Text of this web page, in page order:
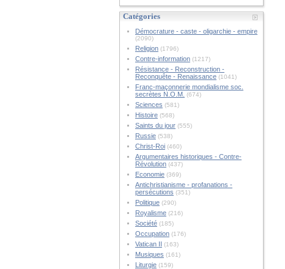
Catégories
Démocrature - caste - oligarchie - empire
(2090)
Religion(1796)
Contre-information(1217)
Résistance - Reconstruction -
Reconquête - Renaissance(1041)
Franc-maçonnerie mondialisme soc.
secrètes N.O.M. (674)
Sciences (581)
Histoire(568)
Saints du jour(555)
Russie(538)
Christ-Roi(460)
Argumentaires historiques - Contre-
Révolution(437)
Economie(369)
Antichristianisme - profanations -
persécutions (351)
Politique(290)
Royalisme(216)
Société(185)
Occupation(176)
Vatican II (163)
Musiques (161)
Liturgie(159)